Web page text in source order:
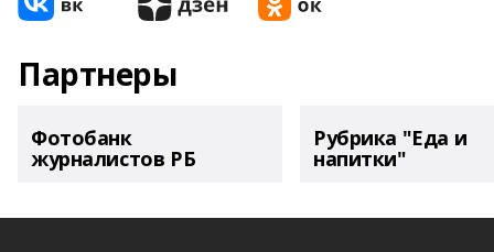
Партнеры
Фотобанк
журналистов РБ
Рубрика "Еда и
напитки"